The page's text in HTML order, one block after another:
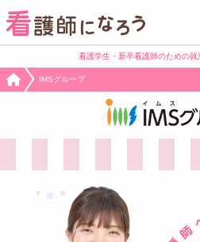
看護学生・新卒看護師のための就
IMSグループ